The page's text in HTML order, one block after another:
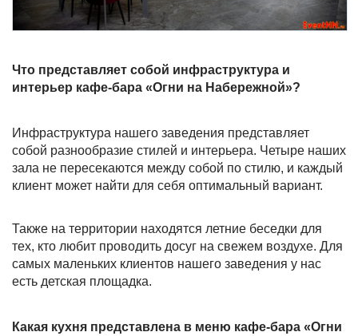
Что представляет собой инфраструктура и
интерьер кафе-бара «Огни на Набережной»?
Инфраструктура нашего заведения представляет
собой разнообразие стилей и интерьера. Четыре наших
зала не пересекаются между собой по стилю, и каждый
клиент может найти для себя оптимальный вариант.
Также на территории находятся летние беседки для
тех, кто любит проводить досуг на свежем воздухе. Для
самых маленьких клиентов нашего заведения у нас
есть детская площадка.
Какая кухня представлена в меню кафе-бара «Огни